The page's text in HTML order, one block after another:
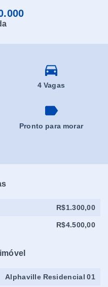
4 Vagas
Pronto para morar
R$1.300,00
R$4.500,00
Alphaville Residencial 01